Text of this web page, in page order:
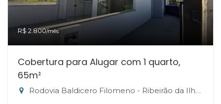
R$ 2.800/mês
Cobertura para Alugar com 1 quarto,
65m²
Rodovia Baldicero Filomeno - Ribeirão da Ilha, Florianópolis-SC